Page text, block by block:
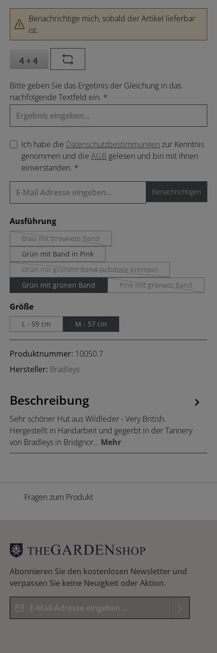
Benachrichtige mich, sobald der Artikel lieferbar
ist.
Bitte geben Sie das Ergebnis der Gleichung in das
nachfolgende Textfeld ein. *
Ich habe die Datenschutzbestimmungen zur Kenntnis
genommen und die AGB gelesen und bin mit ihnen
einverstanden. *
Benachrichtigen
Ausführungauswählen
Blau mit braunem Band
(Diese Option ist zurzeit nicht verfügbar.)
Grün mit Band in Pink
Grün mit grünem Band (schmale Krempe)
(Diese Option ist zurzeit nicht verfügbar.)
Grün mit grünen Band Pink mit grünem Band
(Diese Option ist
Größeauswählen
L - 59 cm M - 57 cm
Produktnummer: 10050.7
Hersteller: Bradleys
Beschreibung
Sehr schöner Hut aus Wildleder - Very British.
Hergestellt in Handarbeit und gegerbt in der Tannery
von Bradleys in Bridgnor… Mehr
Fragen zum Produkt
Abonnieren Sie den kostenlosen Newsletter und
verpassen Sie keine Neuigkeit oder Aktion.
E-Mail-Adresse*